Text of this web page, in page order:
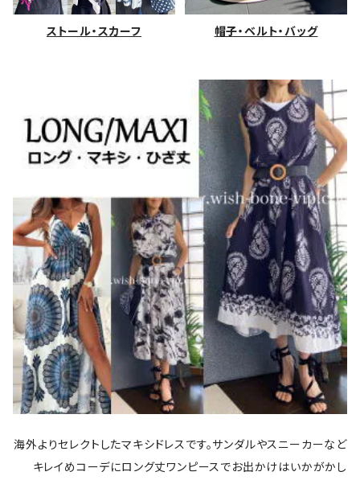
ストール・スカーフ 帽子・ベルト・バッグ
海外よりセレクトしたマキシドレスです。サンダルやスニーカーなど
キレイめコーデにロング丈ワンピースでお出かけはいかがかし